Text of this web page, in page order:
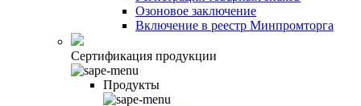
Озоновое заключение
Включение в реестр Минпромторга
Сертификация продукции
Продукты